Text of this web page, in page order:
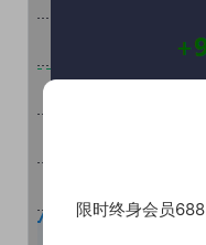
限时终身会员688